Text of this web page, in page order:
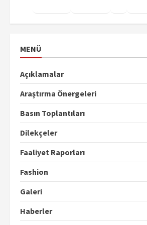
MENÜ
Açıklamalar
Araştırma Önergeleri
Basın Toplantıları
Dilekçeler
Faaliyet Raporları
Fashion
Galeri
Haberler